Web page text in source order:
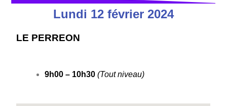
Lundi 12 février 2024
LE PERREON
9h00 – 10h30(Tout niveau)